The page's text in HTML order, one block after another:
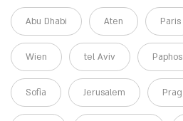
Abu Dhabi Aten Paris
Wien tel Aviv Paphos
Sofia Jerusalem Prag